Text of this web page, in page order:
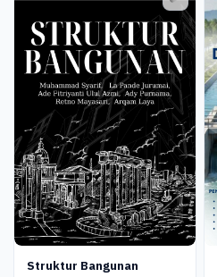
Struktur Bangunan